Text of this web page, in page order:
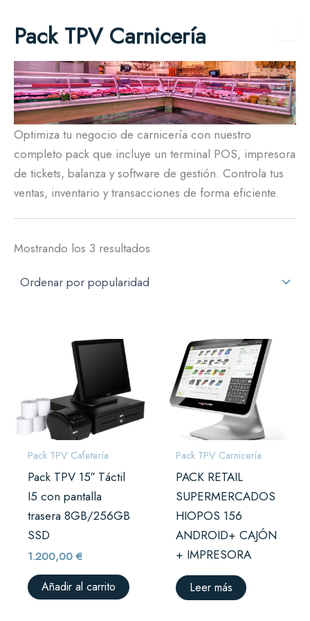
contenido
Pack TPV Carnicería
Optimiza tu negocio de carnicería con nuestro
completo pack que incluye un terminal POS, impresora
de tickets, balanza y software de gestión. Controla tus
ventas, inventario y transacciones de forma eficiente.
Mostrando los 3 resultados
popularidad
Pack TPV Cafetería
Pack TPV 15″ Táctil
I5 con pantalla
trasera 8GB/256GB
SSD
1.200,00€
Añadir al carrito
Pack TPV Carnicería
PACK RETAIL
SUPERMERCADOS
HIOPOS 156
ANDROID+ CAJÓN
+ IMPRESORA
Leer más